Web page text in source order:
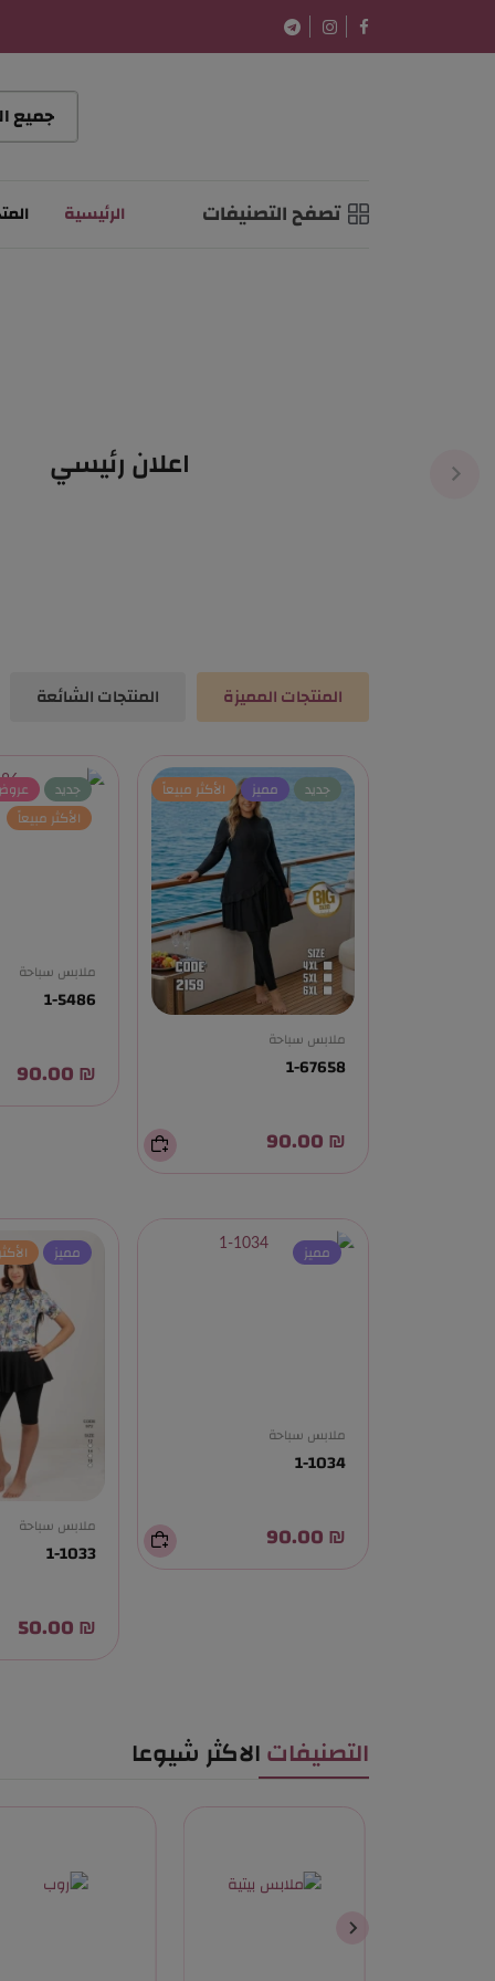
تصفح التصنيفات الرئيسية
اعلان رئيسي
المنتجات المميزة المنتجات الشائعة
جديد مميز الأكثر مبيعاً
ملابس سباحة
1-67658
₪ 90.00
جديد
الأكثر مبيعاً
ملابس سباحة
1-5486
₪ 90.00
مميز
ملابس سباحة
1-1034
₪ 90.00
مميز
ملابس سباحة
1-1033
₪ 50.00
التصنيفاتالاكثر شيوعا